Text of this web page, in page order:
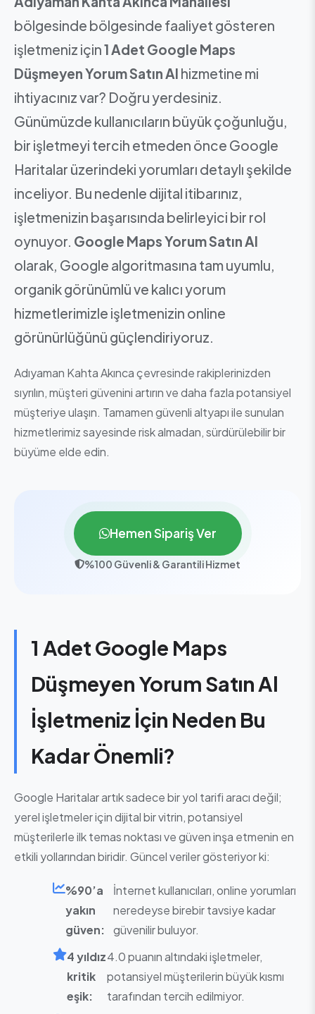
bölgesinde bölgesinde faaliyet gösteren
işletmeniz için1 Adet Google Maps
Düşmeyen Yorum Satın Al hizmetine mi
ihtiyacınız var? Doğru yerdesiniz.
Günümüzde kullanıcıların büyük çoğunluğu,
bir işletmeyi tercih etmeden önce Google
Haritalar üzerindeki yorumları detaylı şekilde
inceliyor. Bu nedenle dijital itibarınız,
işletmenizin başarısında belirleyici bir rol
oynuyor. Google Maps Yorum Satın Al
olarak, Google algoritmasına tam uyumlu,
organik görünümlü ve kalıcı yorum
hizmetlerimizle işletmenizin online
görünürlüğünü güçlendiriyoruz.
Adıyaman Kahta Akınca çevresinde rakiplerinizden
sıyrılın, müşteri güvenini artırın ve daha fazla potansiyel
müşteriye ulaşın. Tamamen güvenli altyapı ile sunulan
hizmetlerimiz sayesinde risk almadan, sürdürülebilir bir
büyüme elde edin.
Hemen Sipariş Ver
%100 Güvenli & Garantili Hizmet
1 Adet Google Maps
Düşmeyen Yorum Satın Al
İşletmeniz İçin Neden Bu
Kadar Önemli?
Google Haritalar artık sadece bir yol tarifi aracı değil;
yerel işletmeler için dijital bir vitrin, potansiyel
müşterilerle ilk temas noktası ve güven inşa etmenin en
etkili yollarından biridir. Güncel veriler gösteriyor ki:
%90’a
yakın
güven:
İnternet kullanıcıları, online yorumları
neredeyse birebir tavsiye kadar
güvenilir buluyor.
4 yıldız
kritik
eşik:
4.0 puanın altındaki işletmeler,
potansiyel müşterilerin büyük kısmı
tarafından tercih edilmiyor.